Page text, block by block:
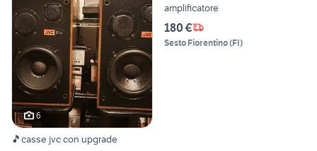
6
🎵casse jvc con upgrade
amplificatore
180 €
Sesto Fiorentino(FI)